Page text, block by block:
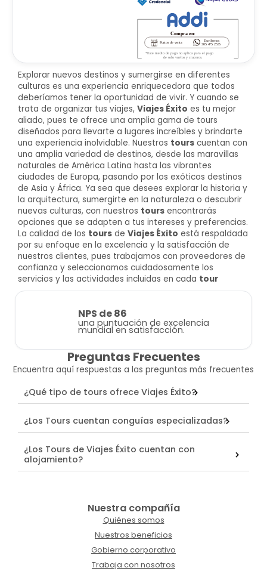
Explorar nuevos destinos y sumergirse en diferentes
culturas es una experiencia enriquecedora que todos
deberíamos tener la oportunidad de vivir. Y cuando se
trata de organizar tus viajes, Viajes Éxito es tu mejor
aliado, pues te ofrece una amplia gama de tours
diseñados para llevarte a lugares increíbles y brindarte
una experiencia inolvidable. Nuestros tours cuentan con
una amplia variedad de destinos, desde las maravillas
naturales de América Latina hasta las vibrantes
ciudades de Europa, pasando por los exóticos destinos
de Asia y África. Ya sea que desees explorar la historia y
la arquitectura, sumergirte en la naturaleza o descubrir
nuevas culturas, con nuestros tours encontrarás
opciones que se adapten a tus intereses y preferencias.
La calidad de los tours de Viajes Éxito está respaldada
por su enfoque en la excelencia y la satisfacción de
nuestros clientes, pues trabajamos con proveedores de
confianza y seleccionamos cuidadosamente los
servicios y las actividades incluidas en cada tour
NPS de 86
una puntuación de excelencia
mundial en satisfacción.
Preguntas Frecuentes
Encuentra aquí respuestas a las preguntas más frecuentes
¿Qué tipo de tours ofrece Viajes Éxito?
¿Los Tours cuentan conguías especializadas?
¿Los Tours de Viajes Éxito cuentan con
alojamiento?
Nuestra compañía
Quiénes somos
Nuestros beneficios
Gobierno corporativo
Trabaja con nosotros